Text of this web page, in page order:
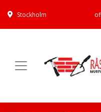
Stockholm